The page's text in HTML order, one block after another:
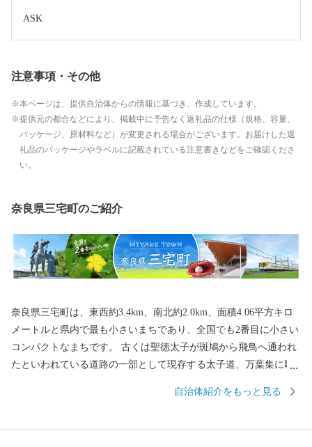
ASK
注意事項・その他
本ページは、提供自治体からの情報に基づき、作成しています。
提供元の都合などにより、掲載中に予告なく返礼品の仕様（規格、容量、
パッケージ、原材料など）が変更される場合がございます。お届けした返
礼品のパッケージやラベルに記載されている注意書きなどをご確認くださ
い。
奈良県三宅町のご紹介
奈良県三宅町は、東西約3.4km、南北約2.0km、面積4.06平方キロ
メートルと県内で最も小さいまちであり、全国でも2番目に小さい
コンパクトなまちです。 古くは聖徳太子が斑鳩から飛鳥へ通われ
たといわれている道路の一部として現存する太子道、万葉集に歌
れている忍性菩薩の生誕の地など歴史と文化が香るまちです。 地
自治体紹介をもっと見る